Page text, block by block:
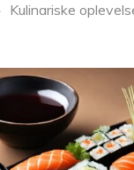
Kulinariske